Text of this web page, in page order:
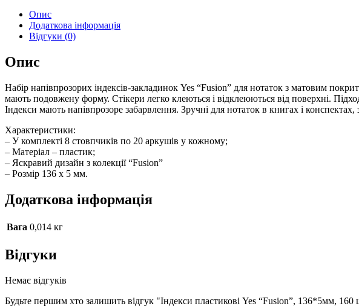
(8х20)
Опис
Додаткова інформація
Відгуки (0)
Опис
Набір напівпрозорих індексів-закладинок Yes “Fusion” для нотаток з матовим
мають подовжену форму. Стікери легко клеються і відклеюються від поверхні.
Індекси мають напівпрозоре забарвлення. Зручні для нотаток в книгах і
Характеристики:
– У комплекті 8 стовпчиків по 20 аркушів у кожному;
– Матеріал – пластик;
– Яскравий дизайн з колекції “Fusion”
– Розмір 136 х 5 мм.
Додаткова інформація
Вага 0,014 кг
Відгуки
Немає відгуків
Будьте першим хто залишить відгук "Індекси пластикові Yes “Fusion”, 136*5мм, 160